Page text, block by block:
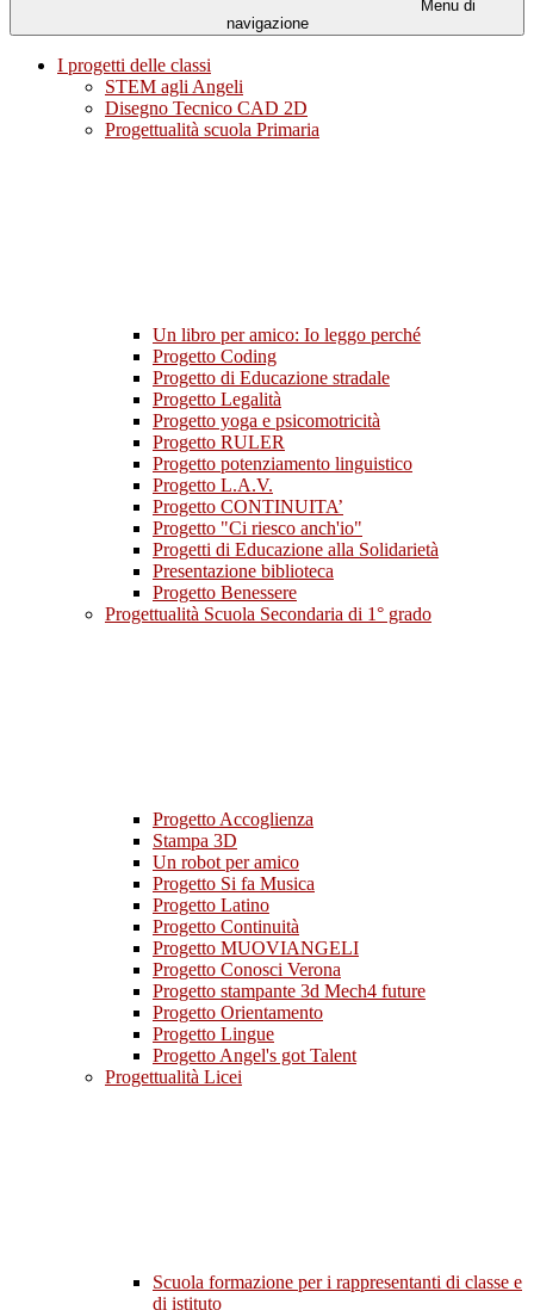
Menu di
navigazione
I progetti delle classi
STEM agli Angeli
Disegno Tecnico CAD 2D
Progettualità scuola Primaria
Un libro per amico: Io leggo perché
Progetto Coding
Progetto di Educazione stradale
Progetto Legalità
Progetto yoga e psicomotricità
Progetto RULER
Progetto potenziamento linguistico
Progetto L.A.V.
Progetto CONTINUITA’
Progetto "Ci riesco anch'io"
Progetti di Educazione alla Solidarietà
Presentazione biblioteca
Progetto Benessere
Progettualità Scuola Secondaria di 1° grado
Progetto Accoglienza
Stampa 3D
Un robot per amico
Progetto Si fa Musica
Progetto Latino
Progetto Continuità
Progetto MUOVIANGELI
Progetto Conosci Verona
Progetto stampante 3d Mech4 future
Progetto Orientamento
Progetto Lingue
Progetto Angel's got Talent
Progettualità Licei
Scuola formazione per i rappresentanti di classe e
di istituto